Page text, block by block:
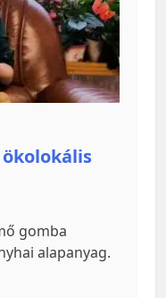
gomba
alapanyag.